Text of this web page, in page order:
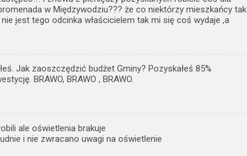
w Międzywodziu??? że co niektórzy mieszkańcy tak
jest tego odcinka właścicielem tak mi się coś wydaje ,a
Jak zaoszczędzić budżet Gminy? Pozyskałeś 85%
BRAWO, BRAWO , BRAWO.
ale oświetlenia brakuje
i nie zwracano uwagi na oświetlenie